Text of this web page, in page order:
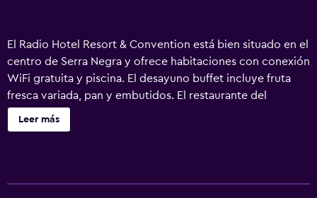
El Radio Hotel Resort & Convention está bien situado en el
centro de Serra Negra y ofrece habitaciones con conexión
WiFi gratuita y piscina. El desayuno buffet incluye fruta
fresca variada, pan y embutidos. El restaurante del
complejo sirve especialidades regionales y una selección
de bebidas. También hay servicio de habitaciones. Las
Leer más